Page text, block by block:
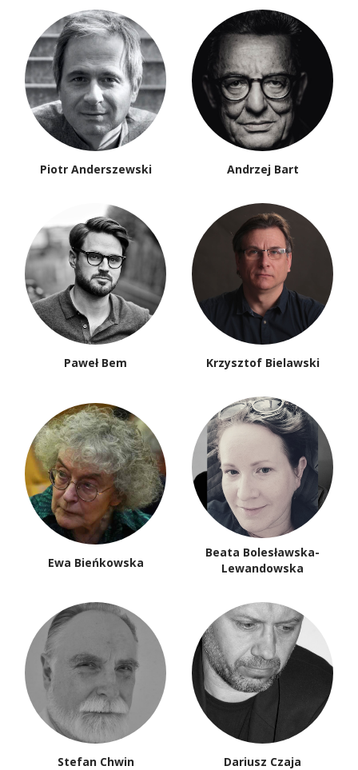
Piotr Anderszewski Andrzej Bart
Paweł Bem Krzysztof Bielawski
Ewa Bieńkowska
Beata Bolesławska-
Lewandowska
Stefan Chwin Dariusz Czaja